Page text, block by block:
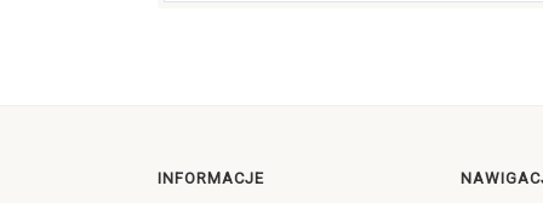
INFORMACJE